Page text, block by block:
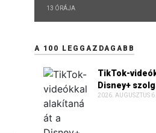
13 ÓRÁJA
A 100 LEGGAZDAGABB
TikTok-
Disney+
2026. AUGUSZTUS